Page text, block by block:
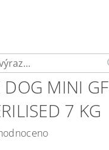
DOG MINI GF
7 KG